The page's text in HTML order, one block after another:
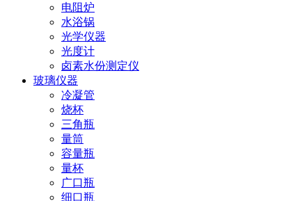
电阻炉
水浴锅
光学仪器
光度计
卤素水份测定仪
玻璃仪器
冷凝管
烧杯
三角瓶
量筒
容量瓶
量杯
广口瓶
细口瓶